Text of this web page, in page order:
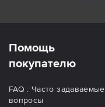
Помощь
покупателю
FAQ : Часто задаваемые
вопросы